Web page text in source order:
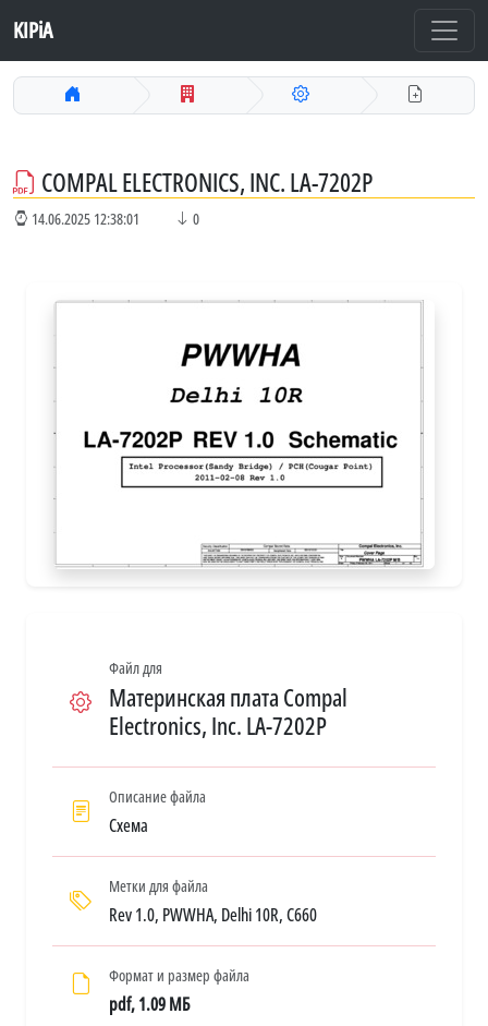
KIPiA
COMPAL ELECTRONICS, INC. LA-7202P
14.06.2025 12:38:01 0
Файл для
Материнская плата Compal
Electronics, Inc. LA-7202P
Описание файла
Схема
Метки для файла
Rev 1.0, PWWHA, Delhi 10R, C660
Формат и размер файла
pdf, 1.09 МБ